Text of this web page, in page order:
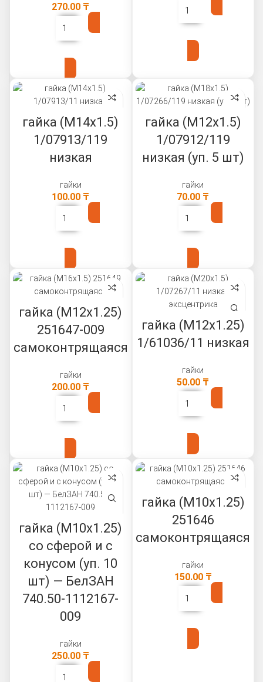
270.00 ₸
гайка (М14х1.5)
1/07913/119
низкая
гайки
100.00 ₸
гайка (М12х1.5)
1/07912/119
низкая (уп. 5 шт)
гайки
70.00 ₸
гайка (М12х1.25)
251647-009
самоконтрящаяся
гайки
200.00 ₸
гайка (М12х1.25)
1/61036/11 низкая
гайки
50.00 ₸
гайка (М10х1.25)
со сферой и с
конусом (уп. 10
шт) — БелЗАН
740.50-1112167-
009
гайки
250.00 ₸
гайка (М10х1.25)
251646
самоконтрящаяся
гайки
150.00 ₸